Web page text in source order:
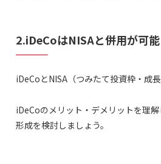
2.iDeCoはNISAと併用が可能
iDeCoとNISA（つみたて投資枠・成
iDeCoのメリット・デメリットを理
形成を検討しましょう。